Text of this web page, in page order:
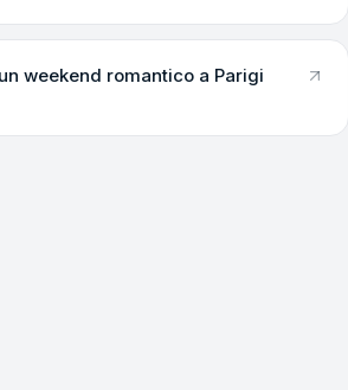
weekend romantico a Parigi